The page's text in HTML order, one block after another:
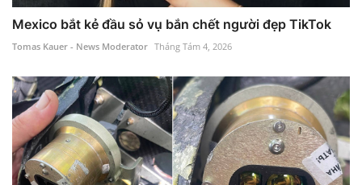
Mexico bắt kẻ đầu sỏ vụ bắn chết người đẹp TikTok
Tomas Kauer - News Moderator Tháng Tám 4, 2026